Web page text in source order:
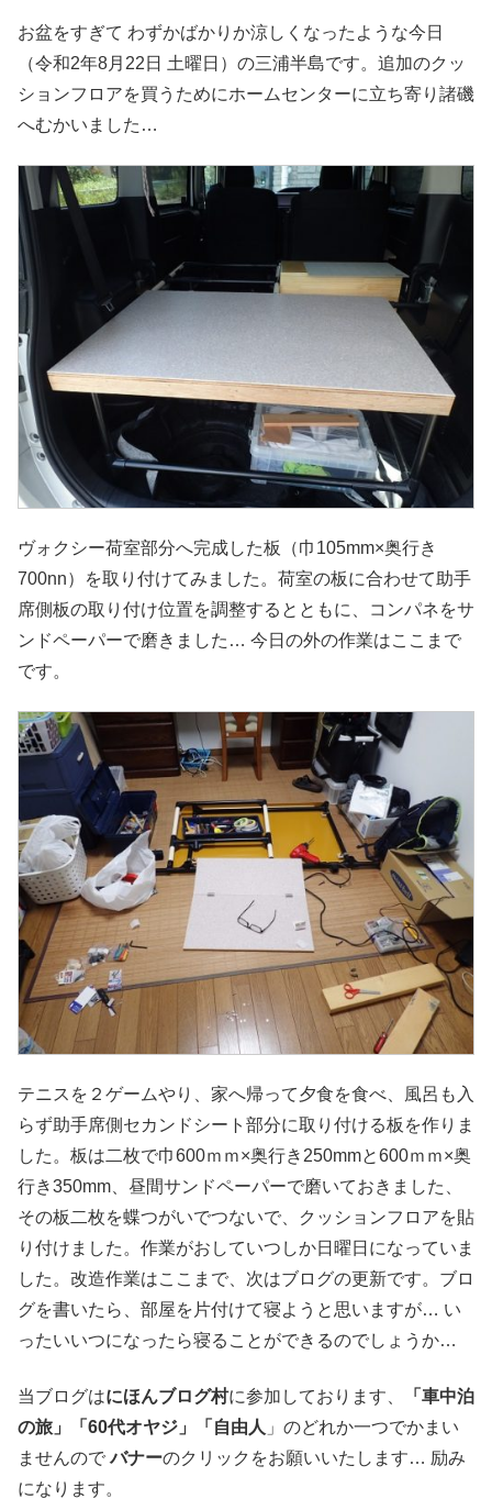
お盆をすぎて わずかばかりか涼しくなったような今日
（令和2年8月22日 土曜日）の三浦半島です。追加のクッ
ションフロアを買うためにホームセンターに立ち寄り諸磯
へむかいました…
ヴォクシー荷室部分へ完成した板（巾105mm×奥行き
700nn）を取り付けてみました。荷室の板に合わせて助手
席側板の取り付け位置を調整するとともに、コンパネをサ
ンドペーパーで磨きました… 今日の外の作業はここまで
です。
テニスを２ゲームやり、家へ帰って夕食を食べ、風呂も入
らず助手席側セカンドシート部分に取り付ける板を作りま
した。板は二枚で巾600ｍｍ×奥行き250mmと600ｍｍ×奥
行き350mm、昼間サンドペーパーで磨いておきました、
その板二枚を蝶つがいでつないで、クッションフロアを貼
り付けました。作業がおしていつしか日曜日になっていま
した。改造作業はここまで、次はブログの更新です。ブロ
グを書いたら、部屋を片付けて寝ようと思いますが… い
ったいいつになったら寝ることができるのでしょうか…
当ブログはにほんブログ村に参加しております、
「車中泊
の旅」「60代オヤジ」「自由人 」のどれか一つでかまい
ませんのでバナーのクリックをお願いいたします… 励み
になります。